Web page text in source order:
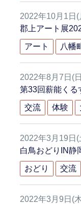
2022年10月1日
郡上アート展
アート 八幡
2022年8月7日(
第33回薪能くる
交流 体験
2022年3月19日
白鳥おどりIN静
おどり 交流
2022年3月9日(